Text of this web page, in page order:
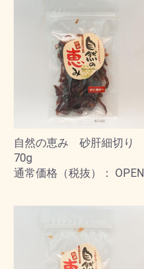
自然の恵み 砂肝細切り
70g
通常価格（税抜）： OPEN